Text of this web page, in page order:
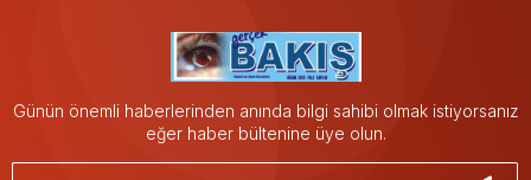
Günün önemli haberlerinden anında bilgi sahibi olmak istiyorsanız
eğer haber bültenine üye olun.